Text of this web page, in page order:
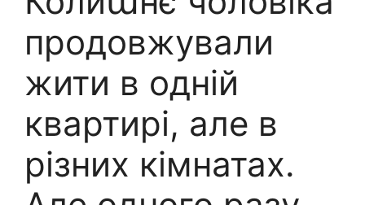
продовжували
жити в одній
квартирі, але в
різних кімнатах.